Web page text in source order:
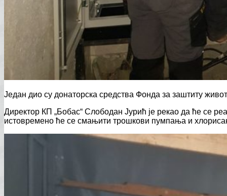
Један дио су донаторска средства Фонда за заштиту
Директор КП „Бобас“ Слободан Јурић је рекао да ће се
истовремено ће се смањити трошкови пумпања и